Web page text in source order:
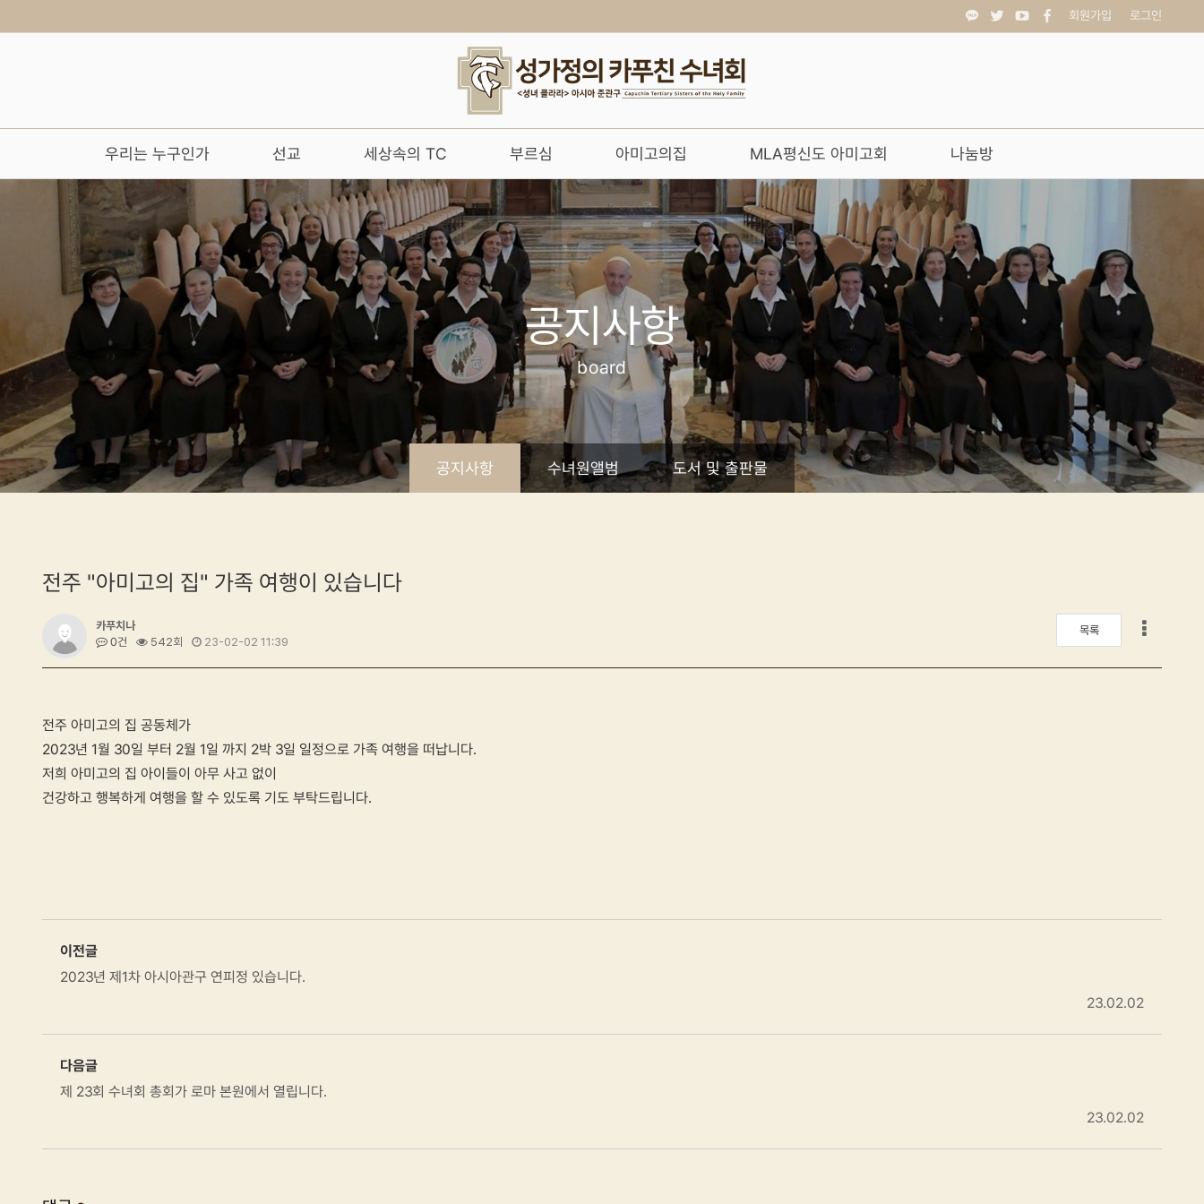
회원가입 로그인
우리는 누구인가 선교 세상속의 TC 부르심 아미고의집 MLA평신도 아미고회 나눔방
공지사항
board
공지사항 수녀원앨범 도서 및 출판물
전주 "아미고의 집" 가족 여행이 있습니다
작성자
카푸치나
댓글
0건
조회
542회
작성일
23-02-02 11:39
목록
전주 아미고의 집 공동체가
2023년 1월 30일 부터 2월 1일 까지 2박 3일 일정으로 가족 여행을 떠납니다.
저희 아미고의 집 아이들이 아무 사고 없이
건강하고 행복하게 여행을 할 수 있도록 기도 부탁드립니다.
이전글
2023년 제1차 아시아관구 연피정 있습니다.
23.02.02
다음글
제 23회 수녀회 총회가 로마 본원에서 열립니다.
23.02.02